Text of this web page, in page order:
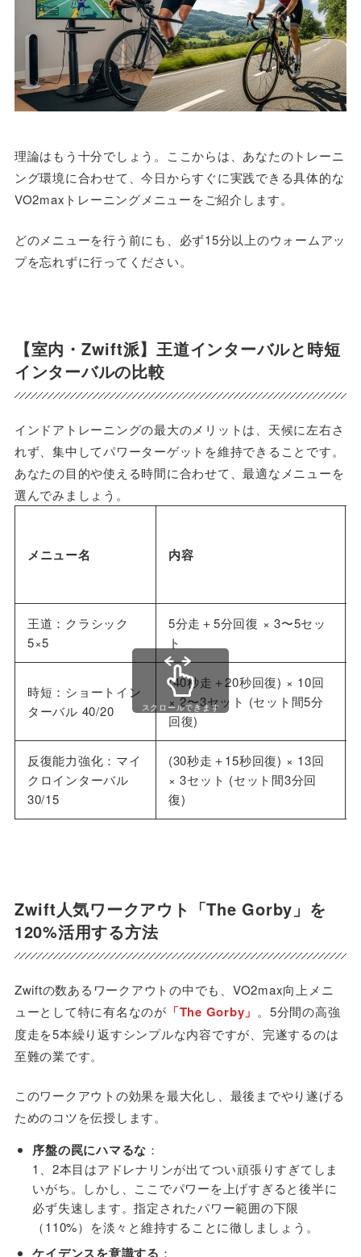
理論はもう十分でしょう。ここからは、あなたのトレーニ
ング環境に合わせて、今日からすぐに実践できる具体的な
VO2maxトレーニングメニューをご紹介します。
どのメニューを行う前にも、必ず15分以上のウォームアッ
プを忘れずに行ってください。
【室内・Zwift派】王道インターバルと時短
インターバルの比較
インドアトレーニングの最大のメリットは、天候に左右さ
れず、集中してパワーターゲットを維持できることです。
あなたの目的や使える時間に合わせて、最適なメニューを
選んでみましょう。
メニュー名 内容
王道：クラシック
5×5
5分走＋5分回復 × 3〜5セッ
ト
時短：ショートイン
ターバル 40/20
(40秒走＋20秒回復) × 10回
× 2〜3セット (セット間5分
回復)
反復能力強化：マイ
クロインターバル
30/15
(30秒走＋15秒回復) × 13回
× 3セット (セット間3分回
復)
スクロールできます
Zwift人気ワークアウト「The Gorby」を
120%活用する方法
Zwiftの数あるワークアウトの中でも、VO2max向上メニ
ューとして特に有名なのが 「The Gorby」 。5分間の高強
度走を5本繰り返すシンプルな内容ですが、完遂するのは
至難の業です。
このワークアウトの効果を最大化し、最後までやり遂げる
ためのコツを伝授します。
序盤の罠にハマるな ：
1、2本目はアドレナリンが出てつい頑張りすぎてしま
いがち。しかし、ここでパワーを上げすぎると後半に
必ず失速します。指定されたパワー範囲の下限
（110%）を淡々と維持することに徹しましょう。
ケイデンスを意識する ：